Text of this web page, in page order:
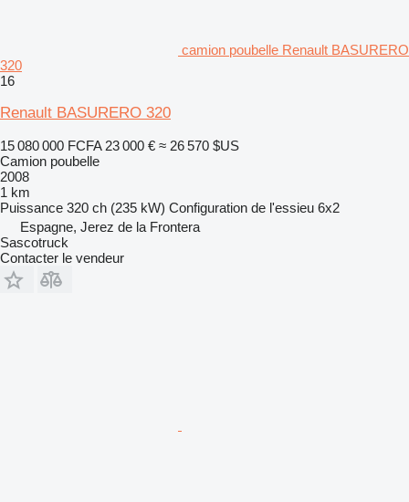
camion poubelle Renault BASURERO
320
16
Renault BASURERO 320
15 080 000 FCFA 23 000 € ≈ 26 570 $US
Camion poubelle
2008
1 km
Puissance 320 ch (235 kW) Configuration de l'essieu 6x2
Espagne, Jerez de la Frontera
Sascotruck
Contacter le vendeur